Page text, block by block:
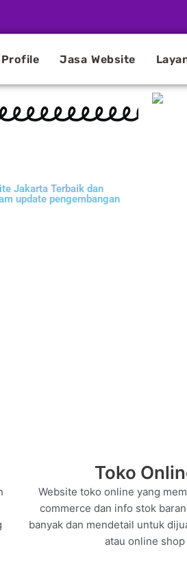
Profile Jasa Website
Jakarta Terbaik dan
update pengembangan
Toko
Website toko online yang
commerce dan info stok
banyak dan mendetail untuk
atau online shop